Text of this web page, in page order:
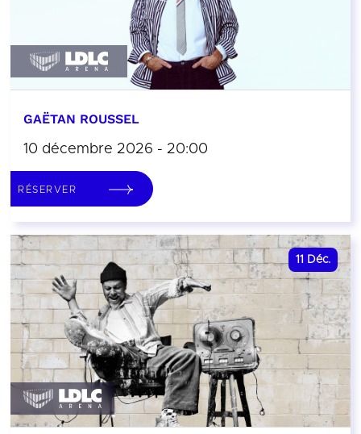
GAËTAN ROUSSEL
10 décembre 2026 - 20:00
RÉSERVER
11 Déc.